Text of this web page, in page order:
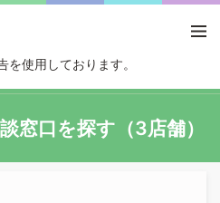
使用しております。
窓口を探す（3店舗）